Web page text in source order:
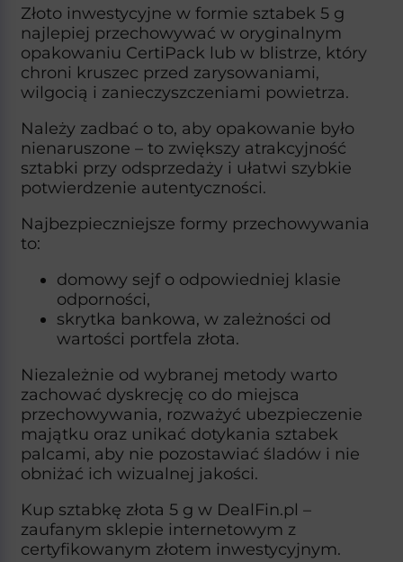
Złoto inwestycyjne w formie sztabek 5 g
najlepiej przechowywać w oryginalnym
opakowaniu CertiPack lub w blistrze, który
chroni kruszec przed zarysowaniami,
wilgocią i zanieczyszczeniami powietrza.
Należy zadbać o to, aby opakowanie było
nienaruszone – to zwiększy atrakcyjność
sztabki przy odsprzedaży i ułatwi szybkie
potwierdzenie autentyczności.​
Najbezpieczniejsze formy przechowywania
to:
domowy sejf o odpowiedniej klasie
odporności,
skrytka bankowa, w zależności od
wartości portfela złota.
Niezależnie od wybranej metody warto
zachować dyskrecję co do miejsca
przechowywania, rozważyć ubezpieczenie
majątku oraz unikać dotykania sztabek
palcami, aby nie pozostawiać śladów i nie
obniżać ich wizualnej jakości.​
Kup sztabkę złota 5 g w DealFin.pl –
zaufanym sklepie internetowym z
certyfikowanym złotem inwestycyjnym.